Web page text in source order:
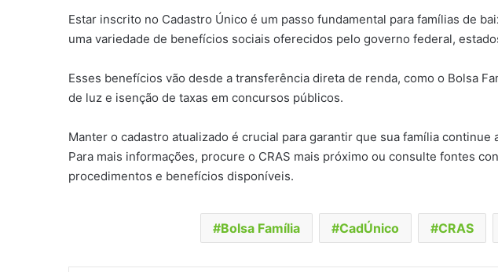
Estar inscrito no Cadastro Único é um passo fundamental para famílias de
uma variedade de benefícios sociais oferecidos pelo governo federal,
Esses benefícios vão desde a transferência direta de renda, como o Bolsa
de luz e isenção de taxas em concursos públicos.
Manter o cadastro atualizado é crucial para garantir que sua família continue
Para mais informações, procure o CRAS mais próximo ou consulte fontes
procedimentos e benefícios disponíveis.
Bolsa Família CadÚnico CRAS